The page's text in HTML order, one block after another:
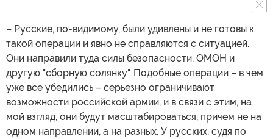
– Русские, по-видимому, были удивлены и не готовы к
такой операции и явно не справляются с ситуацией.
Они направили туда силы безопасности, ОМОН и
другую "сборную солянку". Подобные операции – в чем
уже все убедились – серьезно ограничивают
возможности российской армии, и в связи с этим, на
мой взгляд, они будут масштабироваться, причем не на
одном направлении, а на разных. У русских, судя по